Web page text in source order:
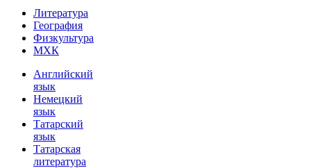
Литература
География
Физкультура
МХК
Английский
язык
Немецкий
язык
Татарский
язык
Татарская
литература